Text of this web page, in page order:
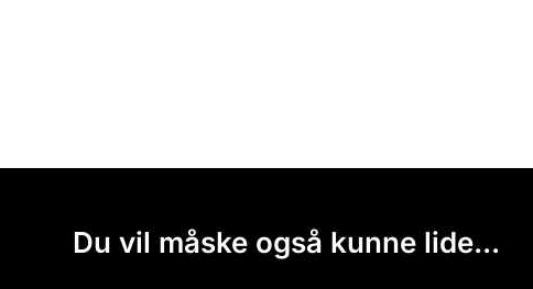
Du vil måske også kunne lide...